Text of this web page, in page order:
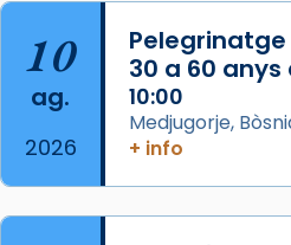
Aquest dilluns, 27 de
missa d’acció de
comitè organitzador de
del Sant Pare Lleó XIV a
col·laboradors, a la
L’arquebisbe de
Josep Omella, ha
10
ag.
2026
30 a 60
10:00
Medjugorje,
+ info